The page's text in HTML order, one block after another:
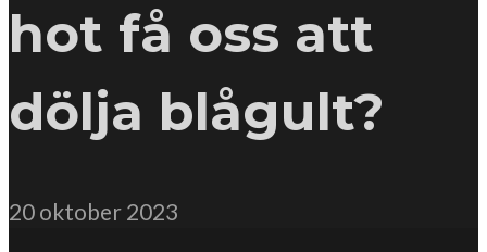
hot få oss att
dölja blågult?
20 oktober 2023